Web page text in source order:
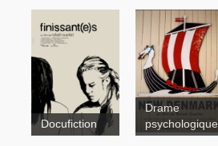
Finissant(e)s
Docufiction
New
Drame
psychologique